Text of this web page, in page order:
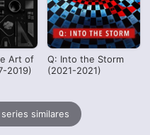
Art of
2019)
Q: Into the Storm
(2021-2021)
similares